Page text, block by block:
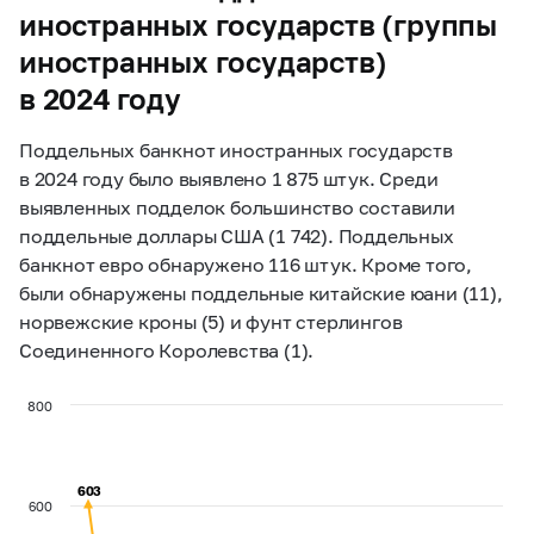
иностранных государств (группы
иностранных государств)
в 2024 году
Поддельных банкнот иностранных государств
в 2024 году было выявлено 1 875 штук. Среди
выявленных подделок большинство составили
поддельные доллары США (1 742). Поддельных
банкнот евро обнаружено 116 штук. Кроме того,
были обнаружены поддельные китайские юани (11),
норвежские кроны (5) и фунт стерлингов
Соединенного Королевства (1).
603
603
600
800